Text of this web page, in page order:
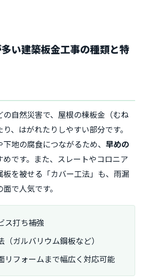
い建築板金工事の種類と特
自然災害で、屋根の棟板金（むね
、はがれたりしやすい部分です。
地の腐食につながるため、 早めの
めです。また、スレートやコロニア
を被せる「カバー工法」も、雨漏
で人気です。
ス打ち補強
（ガルバリウム鋼板など）
リフォームまで幅広く対応可能